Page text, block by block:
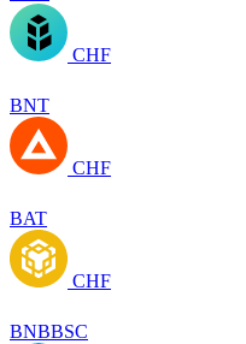
CHF
BNT
CHF
BAT
CHF
BNBBSC